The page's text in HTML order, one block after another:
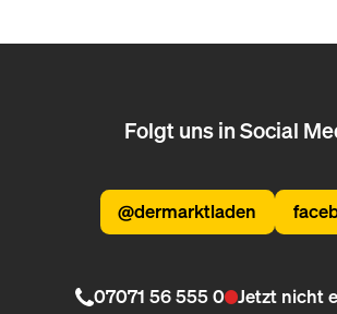
Folgt uns in Social
@dermarktladen
07071 56 555 0 Jetzt nicht